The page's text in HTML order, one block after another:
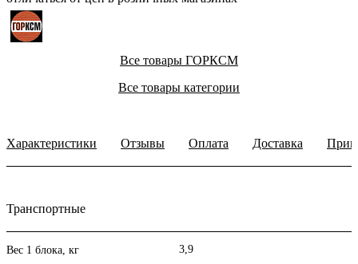
Все товары ГОРКСМ
Все товары категории
Характеристики Отзывы Оплата Доставка
Транспортные
Вес 1 блока, кг 3,9